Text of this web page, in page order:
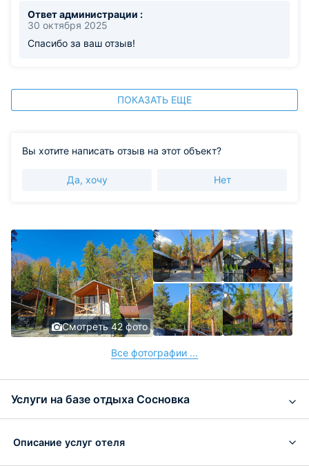
Ответ администрации :
30 октября 2025
Спасибо за ваш отзыв!
ПОКАЗАТЬ ЕЩЕ
Вы хотите написать отзыв на этот объект?
Да, хочу Нет
Смотреть 42 фото
Все фотографии ...
Услуги на базе отдыха Сосновка
Описание услуг отеля